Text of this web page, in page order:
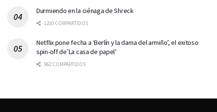
Durmiendo en la ciénaga de Shreck
1210 COMPARTIDOS
Netflix pone fecha a ‘Berlín y la dama del armiño’, el exitoso
spin-off de’La casa de papel’
962 COMPARTIDOS